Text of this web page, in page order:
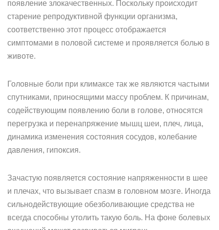
появление злокачественных. Поскольку происходит
старение репродуктивной функции организма,
соответственно этот процесс отображается
симптомами в половой системе и проявляется болью в
животе.
Головные боли при климаксе так же являются частыми
спутниками, приносящими массу проблем. К причинам,
содействующим появлению боли в голове, относятся
перегрузка и перенапряжение мышц шеи, плеч, лица,
динамика изменения состояния сосудов, колебание
давления, гипоксия.
Зачастую появляется состояние напряженности в шее
и плечах, что вызывает спазм в головном мозге. Иногда
сильнодействующие обезболивающие средства не
всегда способны утолить такую боль. На фоне болевых